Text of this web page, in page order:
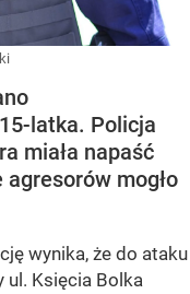
latka. Policja
miała napaść
agresorów mogło
wynika, że do ataku
ul. Księcia Bolka